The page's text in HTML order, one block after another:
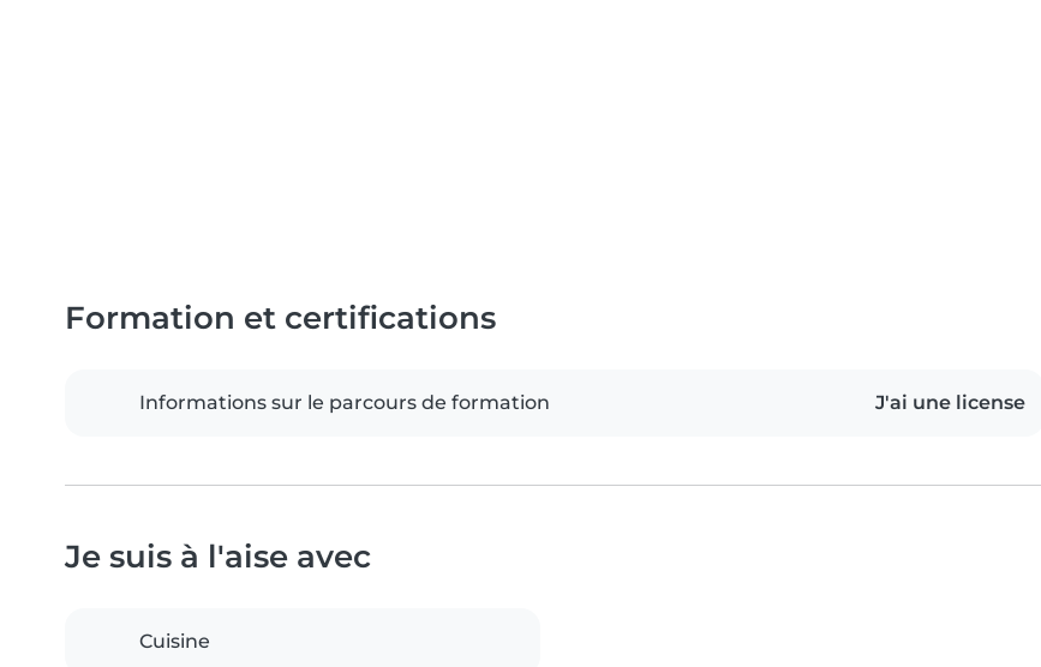
Formation et certifications
Informations sur le parcours de formation J'ai une license
Je suis à l'aise avec
Cuisine